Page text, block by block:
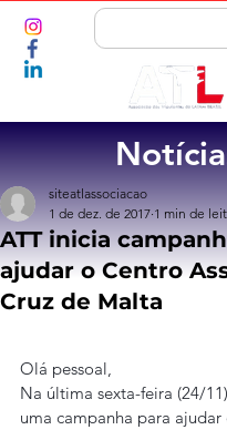
ATT inicia
ajudar o Centro
Cruz de Malta
siteatlassociacao
1 de dez. de 2017 1 min de
Olá pessoal,
Na última sexta-feira (24/
uma campanha para